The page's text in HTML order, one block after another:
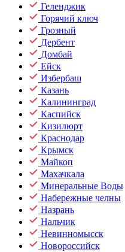
Геленджик
Горячий ключ
Грозный
Дербент
Домбай
Ейск
Избербаш
Казань
Калининград
Каспийск
Кизилюрт
Краснодар
Крымск
Майкоп
Махачкала
Минеральные Воды
Набережные челны
Назрань
Нальчик
Невинномысск
Новороссийск